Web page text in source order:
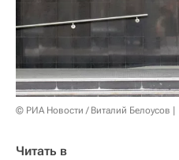
© РИА Новости / Виталий Белоусов
Читать в